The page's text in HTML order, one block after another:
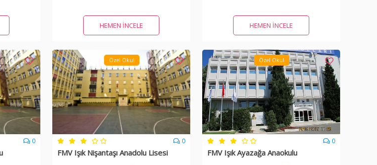
HEMEN İNCELE HEMEN İNCELE
0
Özel Okul
0
FMV Işık Nişantaşı Anadolu Lisesi
Özel Okul
0
FMV Işık Ayazağa Anaokulu